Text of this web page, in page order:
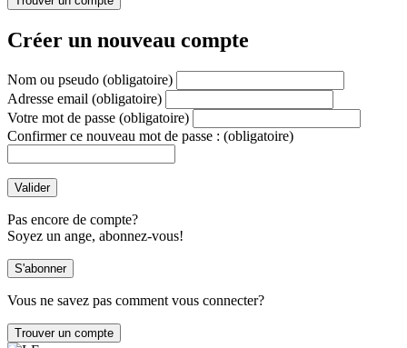
Créer un nouveau compte
Nom ou pseudo (obligatoire)
Adresse email (obligatoire)
Votre mot de passe (obligatoire)
Confirmer ce nouveau mot de passe : (obligatoire)
Pas encore de compte?
Soyez un ange, abonnez-vous!
Vous ne savez pas comment vous connecter?